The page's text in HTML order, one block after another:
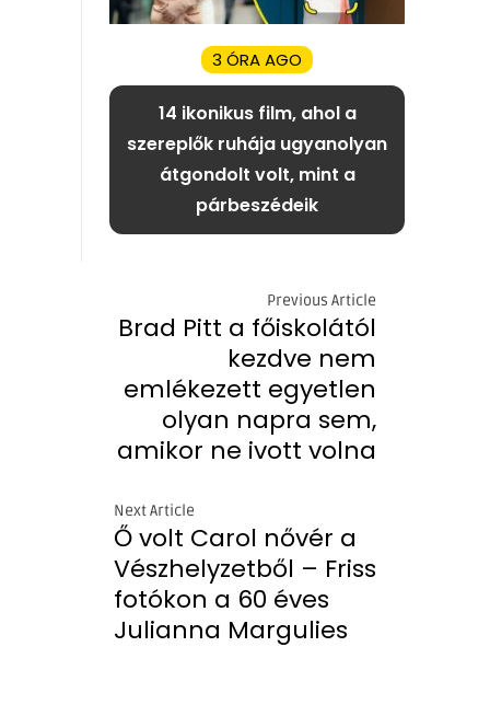
3 ÓRA AGO
14 ikonikus film, ahol a
szereplők ruhája ugyanolyan
átgondolt volt, mint a
párbeszédeik
Previous Article
Brad Pitt a főiskolától
kezdve nem
emlékezett egyetlen
olyan napra sem,
amikor ne ivott volna
Next Article
Ő volt Carol nővér a
Vészhelyzetből – Friss
fotókon a 60 éves
Julianna Margulies